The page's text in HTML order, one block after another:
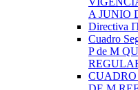
A JUNIO
Directiva
Cuadro
P de M
CUADRO